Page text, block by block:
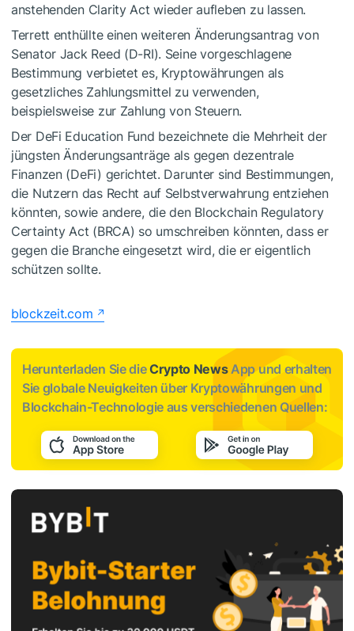
anstehenden Clarity Act wieder aufleben zu lassen.
Terrett enthüllte einen weiteren Änderungsantrag von
Senator Jack Reed (D-RI). Seine vorgeschlagene
Bestimmung verbietet es, Kryptowährungen als
gesetzliches Zahlungsmittel zu verwenden,
beispielsweise zur Zahlung von Steuern.
Der DeFi Education Fund bezeichnete die Mehrheit der
jüngsten Änderungsanträge als gegen dezentrale
Finanzen (DeFi) gerichtet. Darunter sind Bestimmungen,
die Nutzern das Recht auf Selbstverwahrung entziehen
könnten, sowie andere, die den Blockchain Regulatory
Certainty Act (BRCA) so umschreiben könnten, dass er
gegen die Branche eingesetzt wird, die er eigentlich
schützen sollte.
blockzeit.com
Herunterladen Sie dieCrypto NewsApp und erhalten
Sie globale Neuigkeiten über Kryptowährungen und
Blockchain-Technologie aus verschiedenen Quellen: